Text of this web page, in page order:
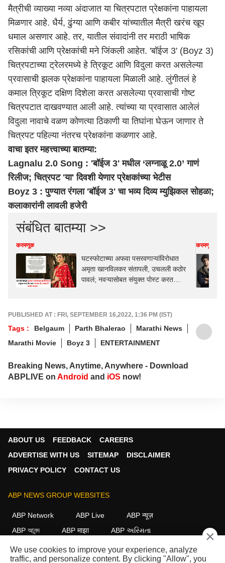
मैत्रीची व्याख्या नव्या अंदाजात या चित्रपटात प्रेक्षकांना पाहायला
मिळणार आहे. धैर्य, ढुंग्या आणि कबीर यांच्यातील मैत्री खरंच खूप
धमाल असणार आहे. तर, यातील संवादांनी तर मराठी भाषिक
रसिकांची आणि प्रेक्षकांची मने जिंकली आहेत. 'बॉईज 3' (Boyz 3)
चित्रपटाच्या ट्रेलरमध्ये हे त्रिकूट आणि विदुला करत असलेल्या
प्रवासाची झलक प्रेक्षकांना पाहायला मिळाली आहे. लुंगीतलं हे
कमाल त्रिकूट दक्षिण दिशेला करत असलेल्या प्रवासाची गोष्ट
चित्रपटात दाखवण्यात आली आहे. त्यांच्या या प्रवासात आलेलं
विदुला नावाचे वळण कोणत्या ठिकाणी या तिघांना घेऊन जाणार ते
चित्रपट पहिल्या नंतरच प्रेक्षकांना कळणार आहे.
वाचा इतर महत्त्वाच्या बातम्या:
Lagnalu 2.0 Song : 'बॉईज 3' मधील ‘लग्नाळू 2.0’ गाणं
रिलीज; चित्रपट 'या' दिवशी येणार प्रेक्षकांच्या भेटीस
Boyz 3 : पुण्यात रंगला 'बॉईज 3' चा भव्य दिव्य म्युझिकल सोहळा;
कलाकारांनी लावली हजेरी
संबंधित बातम्या >>
करमणूक
घटस्फोटाच्या अफवा पसरवणाऱ्यांविरोधात
अमृता खानविलकर संतापली, उचलली कठोर
पावलं; नवऱ्यासोबत संयुक्त पोस्ट करत
करमणूक
PUBLISHED AT : FRI, SEPTEMBER 16,2022, 1:36 PM (IST)
Tags : Belgaum Parth Bhalerao
Marathi News
Marathi Movie
Boyz 3 ENTERTAINMENT
Breaking News, Anytime, Anywhere - Download
ABPLIVE on Android and iOS now!
ABOUT US FEEDBACK
CAREERS
ADVERTISE WITH US
SITEMAP
DISCLAIMER
PRIVACY POLICY
CONTACT US
ABP NEWS GROUP WEBSITES
ABP Network ABP Live
ABP न्यूज़
ABP আনন্দ
ABP माझा
ABP અસ્મિતા
ABP Ganga
ABP ਸਾਂਝਾ ABP நாடு ABP దేశం ×
We use cookies to improve your experience, analyze
traffic, and personalize content. By clicking "Allow", you